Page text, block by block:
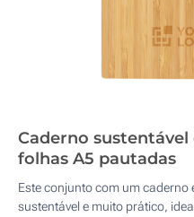
Caderno
folhas A5 pautadas
Este conjunto com um caderno
sustentável e muito prático,